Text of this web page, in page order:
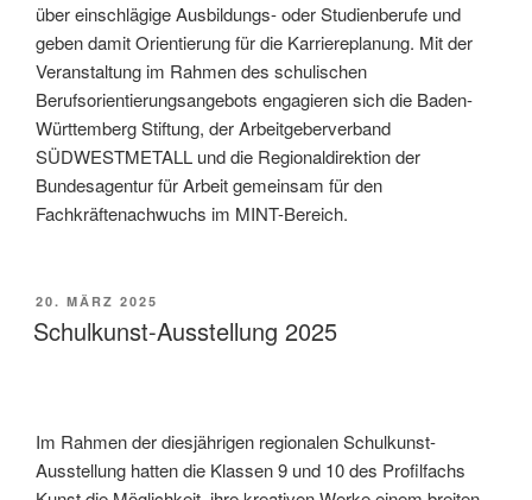
über einschlägige Ausbildungs- oder Studienberufe und
geben damit Orientierung für die Karriereplanung. Mit der
Veranstaltung im Rahmen des schulischen
Berufsorientierungsangebots engagieren sich die Baden-
Württemberg Stiftung, der Arbeitgeberverband
SÜDWESTMETALL und die Regionaldirektion der
Bundesagentur für Arbeit gemeinsam für den
Fachkräftenachwuchs im MINT-Bereich.
VERÖFFENTLICHT
AM
20. MÄRZ 2025
Schulkunst-Ausstellung 2025
Im Rahmen der diesjährigen regionalen Schulkunst-
Ausstellung hatten die Klassen 9 und 10 des Profilfachs